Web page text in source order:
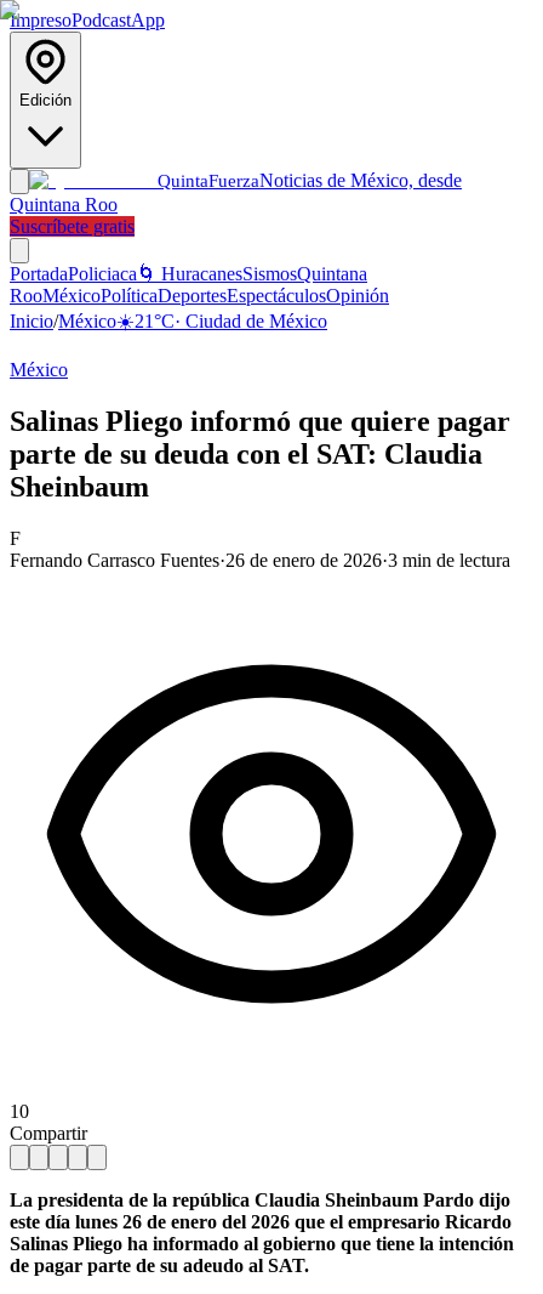
ImpresoPodcastApp
Edición
QuintaFuerzaNoticias de México, desde
Quintana Roo
Suscríbete gratis
PortadaPoliciaca 🌀 HuracanesSismosQuintana
RooMéxicoPolíticaDeportesEspectáculosOpinión
Inicio/México☀️21°C· Ciudad de México
México
Salinas Pliego informó que quiere pagar
parte de su deuda con el SAT: Claudia
Sheinbaum
F
Fernando Carrasco Fuentes·26 de enero de 2026·3 min de lectura
10
Compartir
La presidenta de la república Claudia Sheinbaum Pardo dijo
este día lunes 26 de enero del 2026 que el empresario Ricardo
Salinas Pliego ha informado al gobierno que tiene la intención
de pagar parte de su adeudo al SAT.